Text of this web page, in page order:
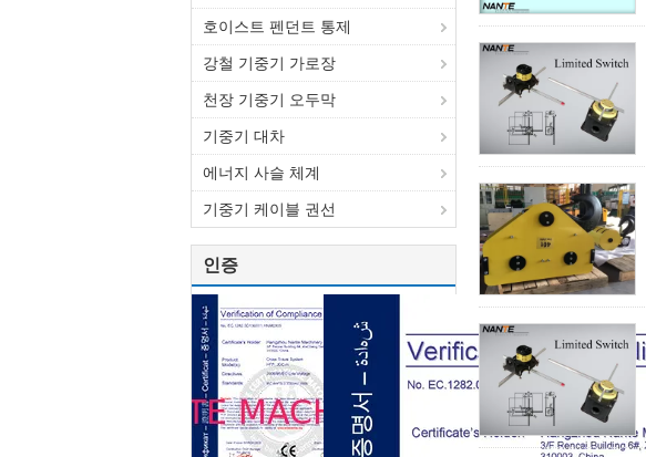
호이스트 펜던트 통제
강철 기중기 가로장
천장 기중기 오두막
기중기 대차
에너지 사슬 체계
기중기 케이블 권선
인증